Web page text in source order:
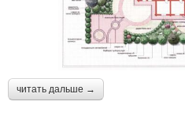
читать дальше →